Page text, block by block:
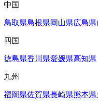
中国
鳥取県島根県岡山県広島県
四国
徳島県香川県愛媛県高知県
九州
福岡県佐賀県長崎県熊本県